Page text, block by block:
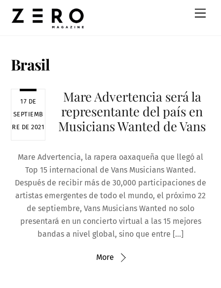
Brasil
17 DE
SEPTIEMB
RE DE 2021
Mare Advertencia será la
representante del país en
Musicians Wanted de Vans
Mare Advertencia, la rapera oaxaqueña que llegó al
Top 15 internacional de Vans Musicians Wanted.
Después de recibir más de 30,000 participaciones de
artistas emergentes de todo el mundo, el próximo 22
de septiembre, Vans Musicians Wanted no solo
presentará en un concierto virtual a las 15 mejores
bandas a nivel global, sino que entre […]
More